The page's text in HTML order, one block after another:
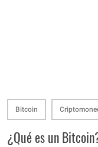
Bitcoin
¿Qué es un